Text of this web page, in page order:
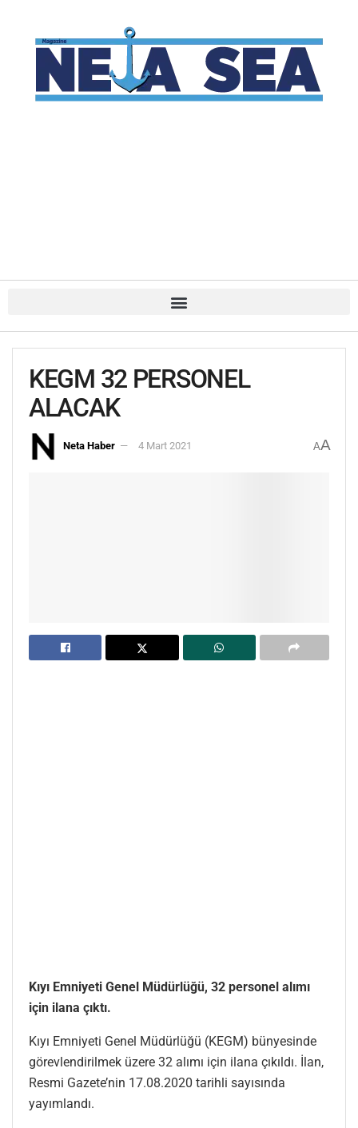
KEGM 32 PERSONEL
ALACAK
Neta Haber 4 Mart 2021 AA
Kıyı Emniyeti Genel Müdürlüğü, 32 personel alımı
için ilana çıktı.
Kıyı Emniyeti Genel Müdürlüğü (KEGM) bünyesinde
görevlendirilmek üzere 32 alımı için ilana çıkıldı. İlan,
Resmi Gazete’nin 17.08.2020 tarihli sayısında
yayımlandı.